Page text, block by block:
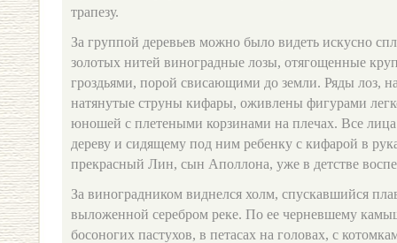
трапезу.
За группой деревьев можно было видеть искусно
золотых нитей виноградные лозы, отягощенные
гроздьями, порой свисающими до земли. Ряды лоз,
натянутые струны кифары, оживлены фигурами
юношей с плетеными корзинами на плечах. Все
дереву и сидящему под ним ребенку с кифарой в
прекрасный Лин, сын Аполлона, уже в детстве
За виноградником виднелся холм, спускавшийся
выложенной серебром реке. По ее черневшему
босоногих пастухов, в петасах на головах, с